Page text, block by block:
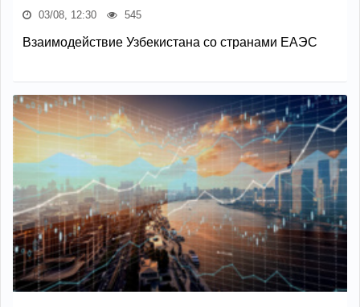
03/08, 12:30 545
Взаимодействие Узбекистана со странами ЕАЭС